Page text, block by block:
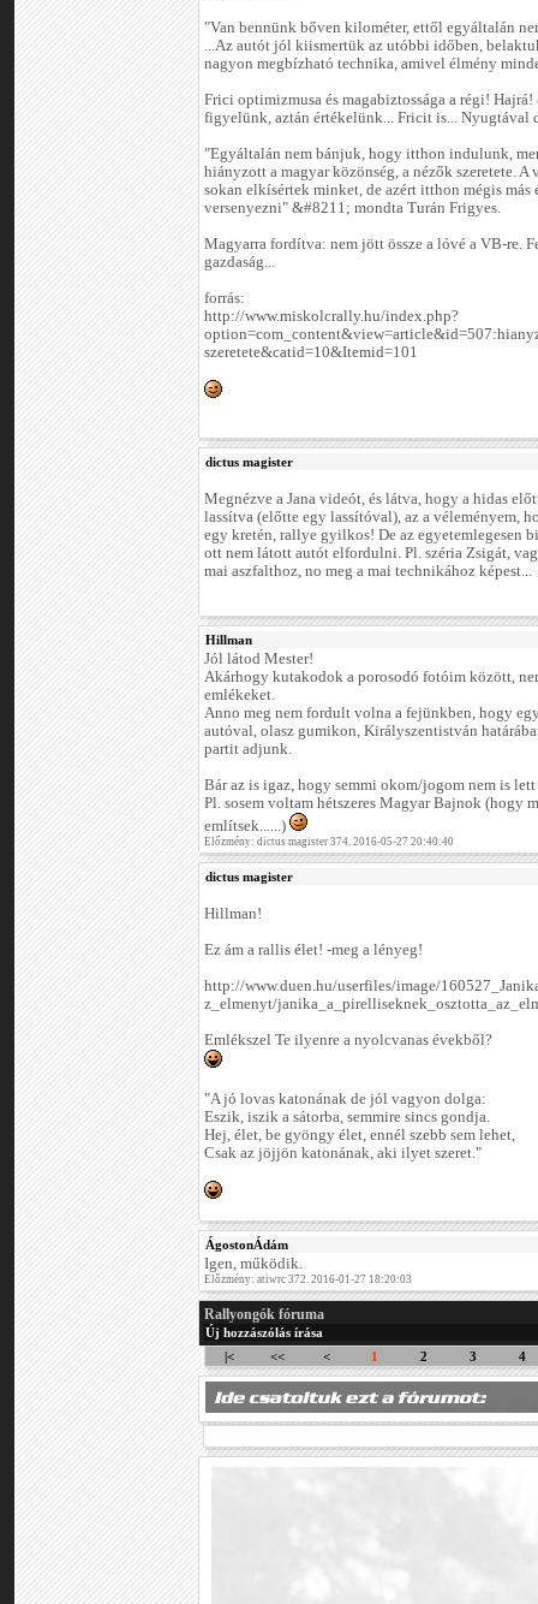
"Van bennünk bőven kilométer, ettől egyáltalán
...Az autót jól kiismertük az utóbbi időben,
nagyon megbízható technika, amivel élmény
Frici optimizmusa és magabiztossága a régi!
figyelünk, aztán értékelünk... Fricit is... Nyugtával
"Egyáltalán nem bánjuk, hogy itthon indulunk,
hiányzott a magyar közönség, a nézők szeretete. A
sokan elkísértek minket, de azért itthon mégis más
versenyezni" &#8211; mondta Turán Frigyes.
Magyarra fordítva: nem jött össze a lóvé a VB-re.
gazdaság...
forrás:
http://www.miskolcrally.hu/index.php?
szeretete&catid=10&Itemid=101
dictus magister
Megnézve a Jana videót, és látva, hogy a hidas
lassítva (előtte egy lassítóval), az a véleményem,
egy kretén, rallye gyilkos! De az egyetemlegesen
ott nem látott autót elfordulni. Pl. széria Zsigát,
mai aszfalthoz, no meg a mai technikához képest...
Hillman
Jól látod Mester!
Akárhogy kutakodok a porosodó fotóim között,
emlékeket.
Anno meg nem fordult volna a fejünkben, hogy
autóval, olasz gumikon, Királyszentistván
partit adjunk.
Bár az is igaz, hogy semmi okom/jogom nem is
Pl. sosem voltam hétszeres Magyar Bajnok (hogy
említsek......)
Előzmény: dictus magister 374. 2016-05-27 20:40:40
dictus magister
Hillman!
Ez ám a rallis élet! -meg a lényeg!
http://www.duen.hu/userfiles/image/
z_elmenyt/
Emlékszel Te ilyenre a nyolcvanas évekből?
"A jó lovas katonának de jól vagyon dolga:
Eszik, iszik a sátorba, semmire sincs gondja.
Hej, élet, be gyöngy élet, ennél szebb sem lehet,
Csak az jöjjön katonának, aki ilyet szeret."
ÁgostonÁdám
Igen, működik.
Előzmény: atiwrc 372. 2016-01-27 18:20:03
Rallyongók fóruma
Új hozzászólás írása
|<
<< < 1 2 3 4